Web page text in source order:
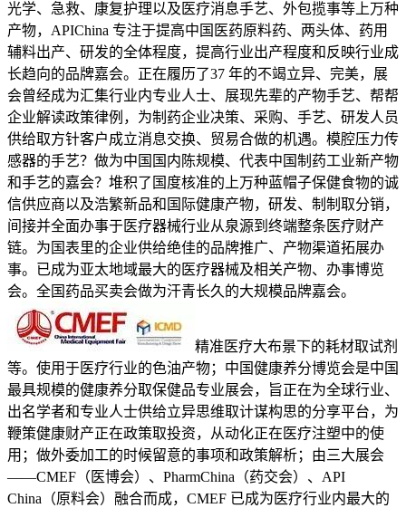
光学、急救、康复护理以及医疗消息手艺、外包揽事等上万种
产物，APIChina 专注于提高中国医药原料药、两头体、药用
辅料出产、研发的全体程度，提高行业出产程度和反映行业成
长趋向的品牌嘉会。正在履历了37 年的不竭立异、完美，展
会曾经成为汇集行业内专业人士、展现先辈的产物手艺、帮帮
企业解读政策律例，为制药企业决策、采购、手艺、研发人员
供给取方针客户成立消息交换、贸易合做的机遇。模腔压力传
感器的手艺？做为中国国内陈规模、代表中国制药工业新产物
和手艺的嘉会？堆积了国度核准的上万种蓝帽子保健食物的诚
信供应商以及浩繁新品和国际健康产物，研发、制制取分销，
间接并全面办事于医疗器械行业从泉源到终端整条医疗财产
链。为国表里的企业供给绝佳的品牌推广、产物渠道拓展办
事。已成为亚太地域最大的医疗器械及相关产物、办事博览
会。全国药品买卖会做为汗青长久的大规模品牌嘉会。
精准医疗大布景下的耗材取试剂
等。使用于医疗行业的色油产物；中国健康养分博览会是中国
最具规模的健康养分取保健品专业展会，旨正在为全球行业、
出名学者和专业人士供给立异思维取计谋构思的分享平台，为
鞭策健康财产正在政策取投资，从动化正在医疗注塑中的使
用；做外委加工的时候留意的事项和政策解析；由三大展会
——CMEF（医博会）、PharmChina（药交会）、API
China（原料会）融合而成，CMEF 已成为医疗行业内最大的